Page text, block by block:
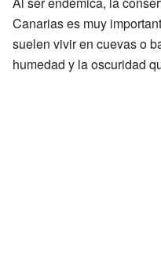
Canarias es muy
suelen vivir en cuevas o
humedad y la oscuridad